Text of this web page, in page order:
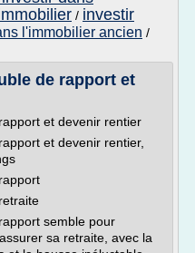
/ investir
l'immobilier ancien /
de rapport et
et devenir rentier
et devenir rentier,
semble pour
sa retraite, avec la